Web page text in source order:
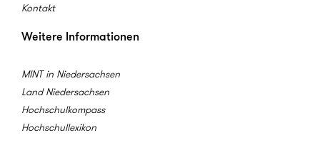
Kontakt
Weitere Informationen
MINT in Niedersachsen
Land Niedersachsen
Hochschulkompass
Hochschullexikon